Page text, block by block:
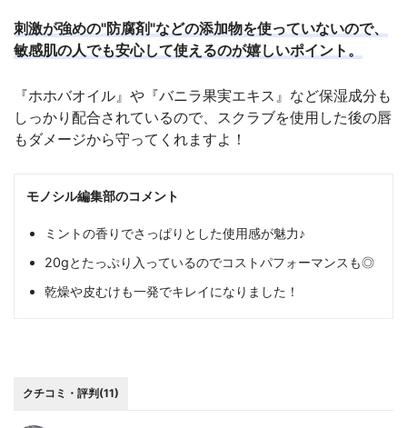
刺激が強めの"防腐剤"などの添加物を使っていないので、
敏感肌の人でも安心して使えるのが嬉しいポイント。
『ホホバオイル』や『バニラ果実エキス』など保湿成分も
しっかり配合されているので、スクラブを使用した後の唇
もダメージから守ってくれますよ！
モノシル編集部のコメント
ミントの香りでさっぱりとした使用感が魅力♪
20gとたっぷり入っているのでコストパフォーマンスも◎
乾燥や皮むけも一発でキレイになりました！
クチコミ・評判(11)